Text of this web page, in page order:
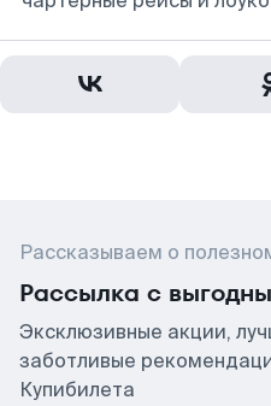
Рассказываем о
Рассылка с
Эксклюзивные акции,
заботливые
Купибилета